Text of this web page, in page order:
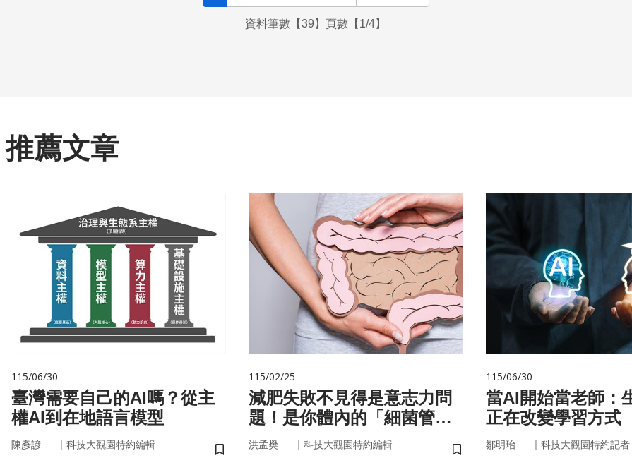
資料筆數【39】頁數【1/4】
推薦文章
115/06/30
臺灣需要自己的AI嗎？從主
權AI到在地語言模型
陳彥諺 ｜ 科技大觀園特約編輯
115/02/25
減肥失敗不見得是意志力問
題！是你體內的「細菌管
家」在幫你囤油
洪孟樊 ｜ 科技大觀園特約編輯
115/06/30
當AI開始當老師：
正在改變學習方式
鄒明珆 ｜ 科技大觀園特約記者